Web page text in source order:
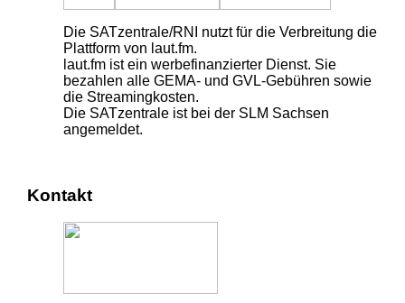
Die SATzentrale/RNI nutzt für die Verbreitung die
Plattform von laut.fm.
laut.fm ist ein werbefinanzierter Dienst. Sie
bezahlen alle GEMA- und GVL-Gebühren sowie
die Streamingkosten.
Die SATzentrale ist bei der SLM Sachsen
angemeldet.
Kontakt